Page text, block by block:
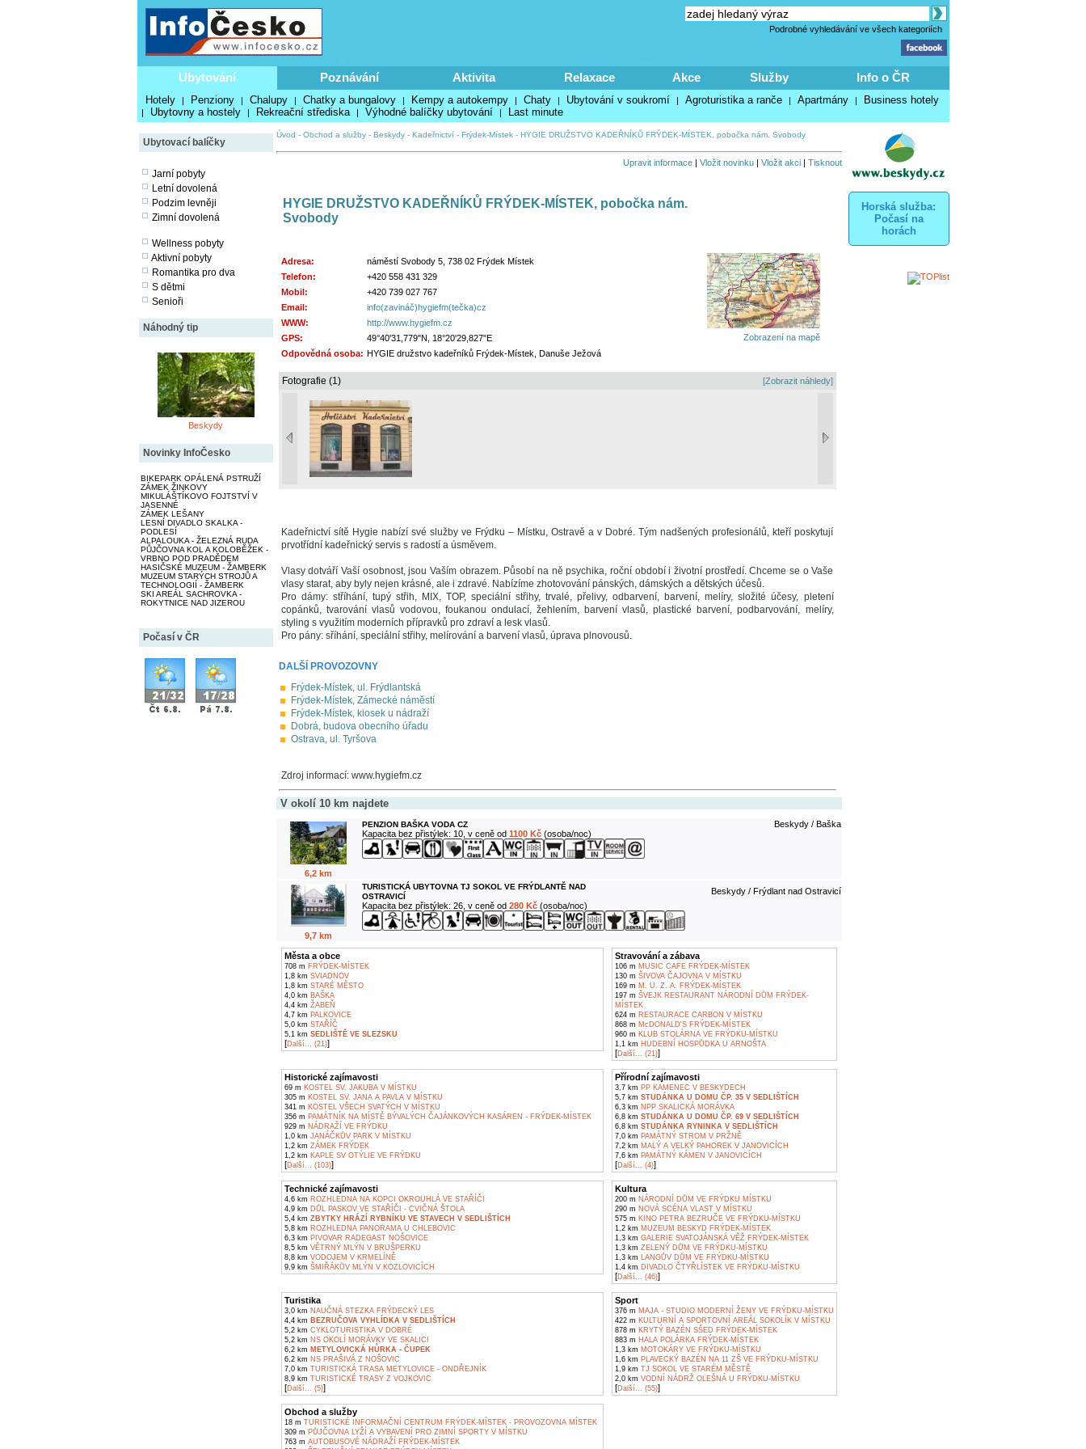
Podrobné vyhledávání ve všech kategoriích
Ubytování Poznávání Aktivita Relaxace Akce Služby Info o ČR
Hotely | Penziony | Chalupy | Chatky a bungalovy | Kempy a autokempy | Chaty | Ubytování v soukromí | Agroturistika a ranče | Apartmány | Business hotely
| Ubytovny a hostely | Rekreační střediska | Výhodné balíčky ubytování | Last minute
Ubytovací balíčky
Jarní pobyty
Letní dovolená
Podzim levněji
Zimní dovolená
Wellness pobyty
Aktivní pobyty
Romantika pro dva
S dětmi
Senioři
Náhodný tip
Beskydy
Novinky InfoČesko
BIKEPARK OPÁLENÁ PSTRUŽÍ
ZÁMEK ŽINKOVY
MIKULÁŠTÍKOVO FOJTSTVÍ V
JASENNÉ
ZÁMEK LEŠANY
LESNÍ DIVADLO SKALKA -
PODLESÍ
ALPALOUKA - ŽELEZNÁ RUDA
PŮJČOVNA KOL A KOLOBĚŽEK -
VRBNO POD PRADĚDEM
HASIČSKÉ MUZEUM - ŽAMBERK
MUZEUM STARÝCH STROJŮ A
TECHNOLOGIÍ - ŽAMBERK
SKI AREÁL SACHROVKA -
ROKYTNICE NAD JIZEROU
Počasí v ČR
Úvod - Obchod a služby- Beskydy- Kadeřnictví- Frýdek-Místek- HYGIE DRUŽSTVO KADEŘNÍKŮ FRÝDEK-MÍSTEK, pobočka nám. Svobody
Upravit informace| Vložit novinku| Vložit akci| Tisknout
HYGIE DRUŽSTVO KADEŘNÍKŮ FRÝDEK-MÍSTEK, pobočka nám.
Svobody
Adresa:
náměstí Svobody 5, 738 02 Frýdek Místek
Telefon:
+420 558 431 329
Mobil:
+420 739 027 767
Email:
info(zavináč)hygiefm(tečka)cz
WWW:
http://www.hygiefm.cz
GPS:
49°40'31,779"N, 18°20'29,827"E
Odpovědná osoba: HYGIE družstvo kadeřníků Frýdek-Místek, Danuše Ježová
Zobrazení na mapě
Fotografie (1) [Zobrazit náhledy]
Kadeřnictví sítě Hygie nabízí své služby ve Frýdku – Místku, Ostravě a v Dobré. Tým nadšených profesionálů, kteří poskytují
prvotřídní kadeřnický servis s radostí a úsměvem.
Vlasy dotváří Vaší osobnost, jsou Vaším obrazem. Působí na ně psychika, roční období i životní prostředí. Chceme se o Vaše
vlasy starat, aby byly nejen krásné, ale i zdravé. Nabízíme zhotovování pánských, dámských a dětských účesů.
Pro dámy: stříhání, tupý střih, MIX, TOP, speciální střihy, trvalé, přelivy, odbarvení, barvení, melíry, složité účesy, pletení
copánků, tvarování vlasů vodovou, foukanou ondulací, žehlením, barvení vlasů, plastické barvení, podbarvování, melíry,
styling s využitím moderních přípravků pro zdraví a lesk vlasů.
Pro pány: sříhání, speciální střihy, melírování a barvení vlasů, úprava plnovousů.
DALŠÍ PROVOZOVNY
Frýdek-Místek, ul. Frýdlantská
Frýdek-Místek, Zámecké náměstí
Frýdek-Místek, kiosek u nádraží
Dobrá, budova obecního úřadu
Ostrava, ul. Tyršova
Zdroj informací: www.hygiefm.cz
V okolí 10 km najdete
6,2 km
PENZION BAŠKA VODA CZ
Beskydy / Baška
Kapacita bez přistýlek: 10, v ceně od 1100 Kč(osoba/noc)
9,7 km
TURISTICKÁ UBYTOVNA TJ SOKOL VE FRÝDLANTĚ NAD
OSTRAVICÍ
Beskydy / Frýdlant nad Ostravicí
Kapacita bez přistýlek: 26, v ceně od 280 Kč(osoba/noc)
Města a obce
708 m FRÝDEK-MÍSTEK
1,8 km SVIADNOV
1,8 km STARÉ MĚSTO
4,0 km BAŠKA
4,4 km ŽABEŇ
4,7 km PALKOVICE
5,0 km STAŘÍČ
5,1 km SEDLIŠTĚ VE SLEZSKU
[Další... (21)]
Stravování a zábava
106 m MUSIC CAFE FRÝDEK-MÍSTEK
130 m ŠIVOVA ČAJOVNA V MÍSTKU
169 m M. U. Z. A. FRÝDEK-MÍSTEK
197 m ŠVEJK RESTAURANT NÁRODNÍ DŮM FRÝDEK-
MÍSTEK
624 m RESTAURACE CARBON V MÍSTKU
868 m McDONALD'S FRÝDEK-MÍSTEK
960 m KLUB STOLÁRNA VE FRÝDKU-MÍSTKU
1,1 km HUDEBNÍ HOSPŮDKA U ARNOŠTA
[Další... (21)]
Historické zajímavosti
69 m KOSTEL SV. JAKUBA V MÍSTKU
305 m KOSTEL SV. JANA A PAVLA V MÍSTKU
341 m KOSTEL VŠECH SVATÝCH V MÍSTKU
356 m PAMÁTNÍK NA MÍSTĚ BÝVALÝCH ČAJÁNKOVÝCH KASÁREN - FRÝDEK-MÍSTEK
929 m NÁDRAŽÍ VE FRÝDKU
1,0 km JANÁČKŮV PARK V MÍSTKU
1,2 km ZÁMEK FRÝDEK
1,2 km KAPLE SV OTÝLIE VE FRÝDKU
[Další... (103)]
Přírodní zajímavosti
3,7 km PP KAMENEC V BESKYDECH
5,7 km STUDÁNKA U DOMU ČP. 35 V SEDLIŠTÍCH
6,3 km NPP SKALICKÁ MORÁVKA
6,8 km STUDÁNKA U DOMU ČP. 69 V SEDLIŠTÍCH
6,8 km STUDÁNKA RYNINKA V SEDLIŠTÍCH
7,0 km PAMÁTNÝ STROM V PRŽNĚ
7,2 km MALÝ A VELKÝ PAHOREK V JANOVICÍCH
7,6 km PAMÁTNÝ KÁMEN V JANOVICÍCH
[Další... (4)]
Technické zajímavosti
4,6 km ROZHLEDNA NA KOPCI OKROUHLÁ VE STAŘÍČI
4,9 km DŮL PASKOV VE STAŘÍČI - CVIČNÁ ŠTOLA
5,4 km ZBYTKY HRÁZÍ RYBNÍKU VE STAVECH V SEDLIŠTÍCH
5,8 km ROZHLEDNA PANORAMA U CHLEBOVIC
6,3 km PIVOVAR RADEGAST NOŠOVICE
8,5 km VĚTRNÝ MLÝN V BRUŠPERKU
8,8 km VODOJEM V KRMELÍNĚ
9,9 km ŠMIŘÁKŮV MLÝN V KOZLOVICÍCH
Kultura
200 m NÁRODNÍ DŮM VE FRÝDKU MÍSTKU
290 m NOVÁ SCÉNA VLAST V MÍSTKU
575 m KINO PETRA BEZRUČE VE FRÝDKU-MÍSTKU
1,2 km MUZEUM BESKYD FRÝDEK-MÍSTEK
1,3 km GALERIE SVATOJÁNSKÁ VĚŽ FRÝDEK-MÍSTEK
1,3 km ZELENÝ DŮM VE FRÝDKU-MÍSTKU
1,3 km LANGŮV DŮM VE FRÝDKU-MÍSTKU
1,4 km DIVADLO ČTYŘLÍSTEK VE FRÝDKU-MÍSTKU
[Další... (46)]
Turistika
3,0 km NAUČNÁ STEZKA FRÝDECKÝ LES
4,4 km BEZRUČOVA VYHLÍDKA V SEDLIŠTÍCH
5,2 km CYKLOTURISTIKA V DOBRÉ
5,2 km NS OKOLÍ MORÁVKY VE SKALICI
6,2 km METYLOVICKÁ HŮRKA - ČUPEK
6,2 km NS PRAŠIVÁ Z NOŠOVIC
7,0 km TURISTICKÁ TRASA METYLOVICE - ONDŘEJNÍK
8,9 km TURISTICKÉ TRASY Z VOJKOVIC
[Další... (5)]
Sport
376 m MAJA - STUDIO MODERNÍ ŽENY VE FRÝDKU-MÍSTKU
422 m KULTURNÍ A SPORTOVNÍ AREÁL SOKOLÍK V MÍSTKU
878 m KRYTÝ BAZÉN SŠED FRÝDEK-MÍSTEK
883 m HALA POLÁRKA FRÝDEK-MÍSTEK
1,3 km MOTOKÁRY VE FRÝDKU-MÍSTKU
1,6 km PLAVECKÝ BAZÉN NA 11 ZŠ VE FRÝDKU-MÍSTKU
1,9 km TJ SOKOL VE STARÉM MĚSTĚ
2,0 km VODNÍ NÁDRŽ OLEŠNÁ U FRÝDKU-MÍSTKU
[Další... (55)]
Obchod a služby
18 m TURISTICKÉ INFORMAČNÍ CENTRUM FRÝDEK-MÍSTEK - PROVOZOVNA MÍSTEK
309 m PŮJČOVNA LYŽÍ A VYBAVENÍ PRO ZIMNÍ SPORTY V MÍSTKU
763 m AUTOBUSOVÉ NÁDRAŽÍ FRÝDEK-MÍSTEK
Horská služba:
Počasí na
horách